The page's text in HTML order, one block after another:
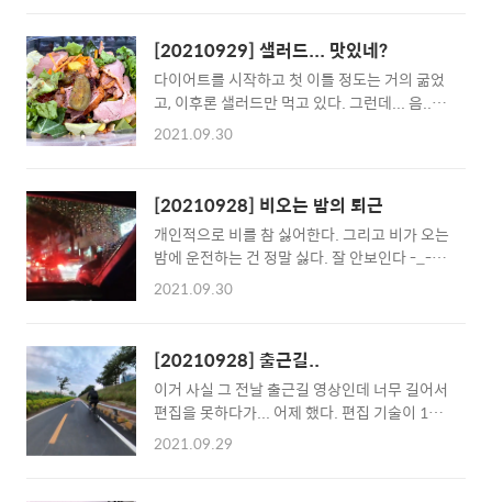
작될 것 같은데.. 믿거나 말거나 이 블로그는 예
전에 하루 50만 명 까지 유입이 되던 블로그다.
(... 사실 50만 명은 딱 1번 찍어봤..
겠지...;;;;; https://youtu.be/p8H5egsMv-s
[20210929] 샐러드... 맛있네?
다이어트를 시작하고 첫 이틀 정도는 거의 굶었
고, 이후론 샐러드만 먹고 있다. 그런데... 음...
이거 의외로 맛있다?;; 하루에 샐러드 1~2개만
이 좀 빠진 것 같다. (체중계가 없어서 수치로 확
인은 불가한데... 피부가 좀 쳐진다..;; 탱탱하던
내 살들이 좀 말랑해졌다는 이야기.. ) 체중계 하
나 사야할라나...
2021.09.30
[20210928] 비오는 밤의 퇴근
개인적으로 비를 참 싫어한다. 그리고 비가 오는
밤에 운전하는 건 정말 싫다. 잘 안보인다 -_- 그
래도 뭐 집엔 가야지... 차도 엄청 막혔다.
2021.09.30
[20210928] 출근길..
이거 사실 그 전날 출근길 영상인데 너무 길어서
편집을 못하다가... 어제 했다. 편집 기술이 1%
더 향상되어 자막과 이펙트를 활용할 수 있게 되
2021.09.29